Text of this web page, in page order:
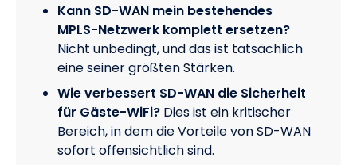
Kann SD-WAN mein bestehendes
MPLS-Netzwerk komplett ersetzen?
Nicht unbedingt, und das ist tatsächlich
eine seiner größten Stärken.
Wie verbessert SD-WAN die Sicherheit
für Gäste-WiFi? Dies ist ein kritischer
Bereich, in dem die Vorteile von SD-WAN
sofort offensichtlich sind.